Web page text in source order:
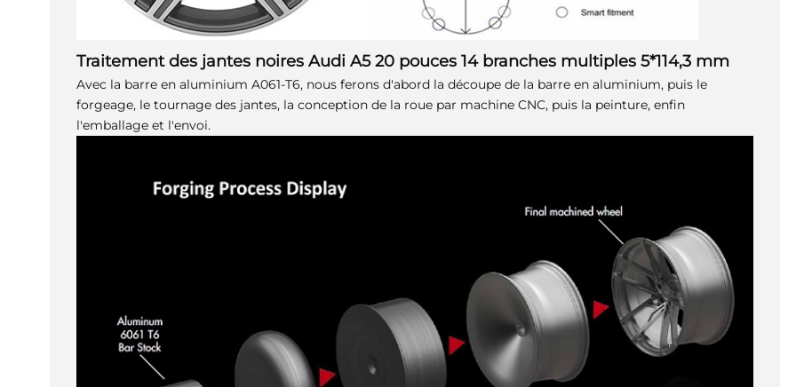
Traitement des jantes noires Audi A5 20 pouces 14 branches multiples 5*114,3 mm
Avec la barre en aluminium A061-T6, nous ferons d'abord la découpe de la barre en aluminium, puis le
forgeage, le tournage des jantes, la conception de la roue par machine CNC, puis la peinture, enfin
l'emballage et l'envoi.